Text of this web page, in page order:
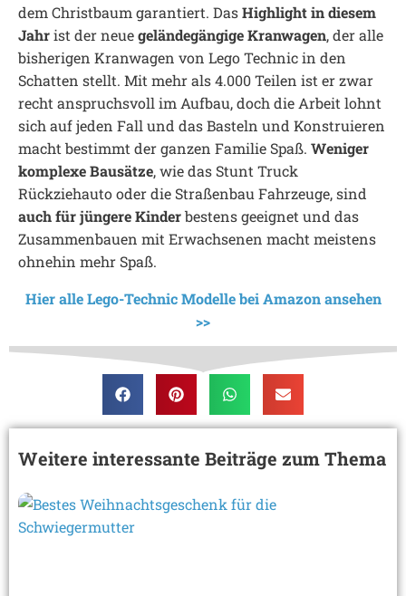
dem Christbaum garantiert. DasHighlight in diesem
Jahrist der neuegeländegängige Kranwagen, der alle
bisherigen Kranwagen von Lego Technic in den
Schatten stellt. Mit mehr als 4.000 Teilen ist er zwar
recht anspruchsvoll im Aufbau, doch die Arbeit lohnt
sich auf jeden Fall und das Basteln und Konstruieren
macht bestimmt der ganzen Familie Spaß. Weniger
komplexe Bausätze, wie das Stunt Truck
Rückziehauto oder die Straßenbau Fahrzeuge, sind
auch für jüngere Kinderbestens geeignet und das
Zusammenbauen mit Erwachsenen macht meistens
ohnehin mehr Spaß.
Hier alle Lego-Technic Modelle bei Amazon ansehen
>>
Weitere interessante Beiträge zum Thema